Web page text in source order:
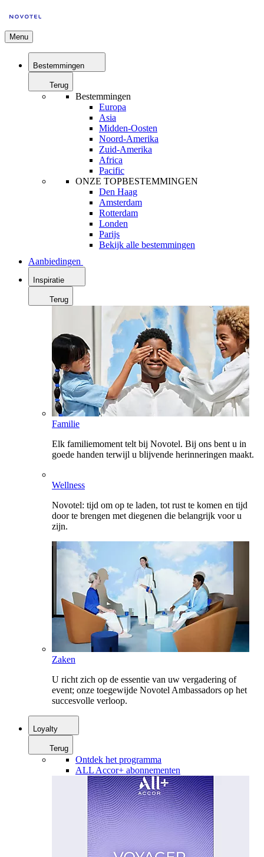
Menu
Bestemmingen
Terug
Bestemmingen
Europa
Asia
Midden-Oosten
Noord-Amerika
Zuid-Amerika
Africa
Pacific
ONZE TOPBESTEMMINGEN
Den Haag
Amsterdam
Rotterdam
Londen
Parijs
Bekijk alle bestemmingen
Aanbiedingen
Inspiratie
Terug
Familie
Elk familiemoment telt bij Novotel. Bij ons bent u in
goede handen terwijl u blijvende herinneringen maakt.
Wellness
Novotel: tijd om op te laden, tot rust te komen en tijd
door te brengen met diegenen die belangrijk voor u
zijn.
Zaken
U richt zich op de essentie van uw vergadering of
event; onze toegewijde Novotel Ambassadors op het
succesvolle verloop.
Loyalty
Terug
Ontdek het programma
ALL Accor+ abonnementen